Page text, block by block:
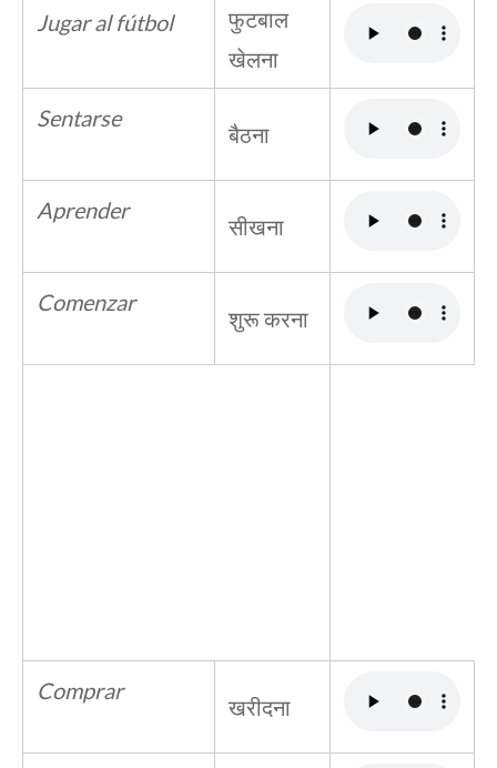
Jugar al fútbol
फुटबाल
खेलना
Sentarse
बैठना
Aprender
सीखना
Comenzar
शुरू करना
Comprar
खरीदना